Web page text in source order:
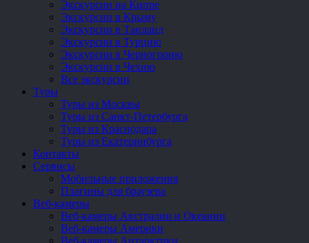
Экскурсии на Кипре
Экскурсии в Крыму
Экскурсии в Таиланд
Экскурсии в Турцию
Экскурсии в Черногорию
Экскурсии в Чехию
Все экскурсии
Туры
Туры из Москвы
Туры из Санкт-Петербурга
Туры из Краснодара
Туры из Екатеринбурга
Контакты
Сервисы
Мобильные приложения
Плагины для браузера
Веб-камеры
Веб-камеры Австралии и Океании
Веб-камеры Америки
Веб-камеры Антарктики